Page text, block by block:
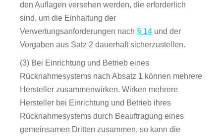
den Auflagen versehen werden, die erforderlich
sind, um die Einhaltung der
Verwertungsanforderungen nach § 14 und der
Vorgaben aus Satz 2 dauerhaft sicherzustellen.
(3) Bei Einrichtung und Betrieb eines
Rücknahmesystems nach Absatz 1 können mehrere
Hersteller zusammenwirken. Wirken mehrere
Hersteller bei Einrichtung und Betrieb ihres
Rücknahmesystems durch Beauftragung eines
gemeinsamen Dritten zusammen, so kann die